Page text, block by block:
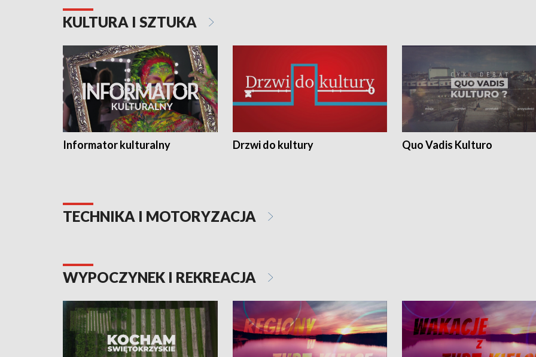
KULTURA I SZTUKA
Informator kulturalny Drzwi do kultury Quo Vadis Kulturo
TECHNIKA I MOTORYZACJA
WYPOCZYNEK I REKREACJA